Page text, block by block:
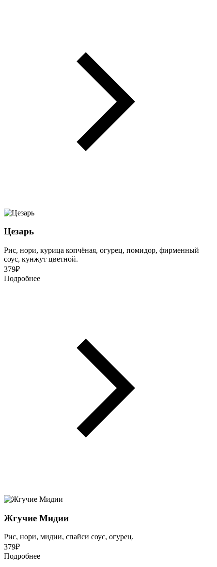
Цезарь
Рис, нори, курица копчёная, огурец, помидор, фирменный
соус, кунжут цветной.
379₽
Подробнее
Жгучие Мидии
Рис, нори, мидии, спайси соус, огурец.
379₽
Подробнее